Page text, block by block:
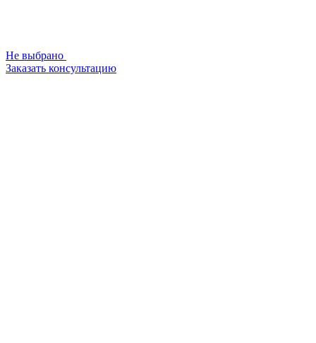
Не выбрано
Заказать консультацию